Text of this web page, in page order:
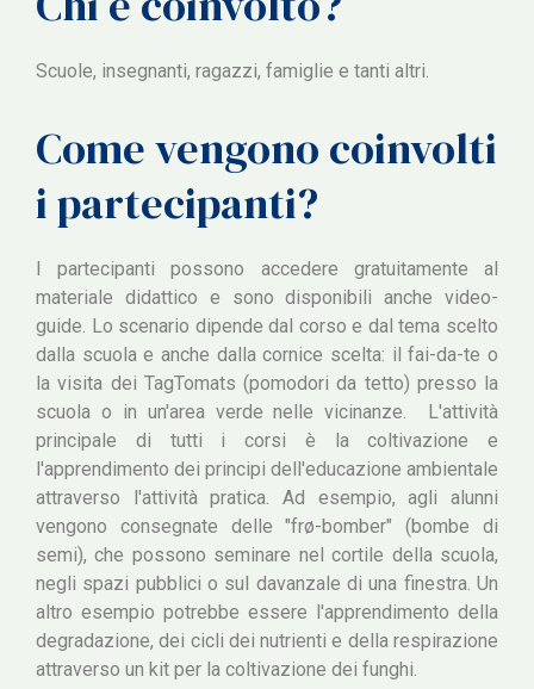
Scuole, insegnanti, ragazzi, famiglie e tanti altri.
Come vengono coinvolti
i partecipanti?
I partecipanti possono accedere gratuitamente al
materiale didattico e sono disponibili anche video-
guide. Lo scenario dipende dal corso e dal tema scelto
dalla scuola e anche dalla cornice scelta: il fai-da-te o
la visita dei TagTomats (pomodori da tetto) presso la
scuola o in un'area verde nelle vicinanze. L'attività
principale di tutti i corsi è la coltivazione e
l'apprendimento dei principi dell'educazione ambientale
attraverso l'attività pratica. Ad esempio, agli alunni
vengono consegnate delle "frø-bomber" (bombe di
semi), che possono seminare nel cortile della scuola,
negli spazi pubblici o sul davanzale di una finestra. Un
altro esempio potrebbe essere l'apprendimento della
degradazione, dei cicli dei nutrienti e della respirazione
attraverso un kit per la coltivazione dei funghi.